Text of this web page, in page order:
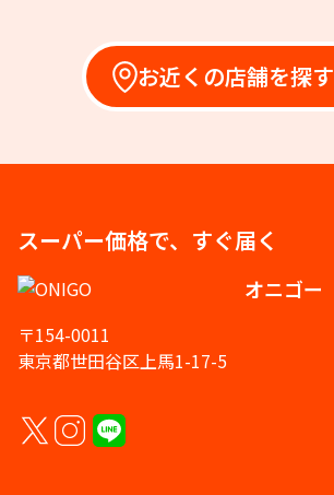
お近くの店舗を探す
スーパー価格で、すぐ届く
オニゴー
〒154-0011
東京都世田谷区上馬1-17-5